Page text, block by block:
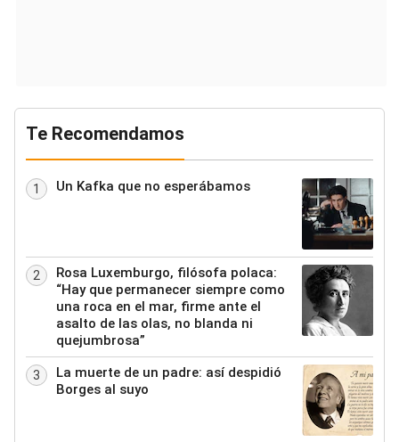
Te Recomendamos
1 Un Kafka que no esperábamos
2
Rosa Luxemburgo, filósofa polaca:
“Hay que permanecer siempre como
una roca en el mar, firme ante el
asalto de las olas, no blanda ni
quejumbrosa”
3
La muerte de un padre: así despidió
Borges al suyo